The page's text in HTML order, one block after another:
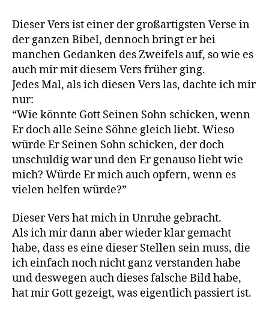
Dieser Vers ist einer der großartigsten Verse in
der ganzen Bibel, dennoch bringt er bei
manchen Gedanken des Zweifels auf, so wie es
auch mir mit diesem Vers früher ging.
Jedes Mal, als ich diesen Vers las, dachte ich mir
nur:
“Wie könnte Gott Seinen Sohn schicken, wenn
Er doch alle Seine Söhne gleich liebt. Wieso
würde Er Seinen Sohn schicken, der doch
unschuldig war und den Er genauso liebt wie
mich? Würde Er mich auch opfern, wenn es
vielen helfen würde?”
Dieser Vers hat mich in Unruhe gebracht.
Als ich mir dann aber wieder klar gemacht
habe, dass es eine dieser Stellen sein muss, die
ich einfach noch nicht ganz verstanden habe
und deswegen auch dieses falsche Bild habe,
hat mir Gott gezeigt, was eigentlich passiert ist.